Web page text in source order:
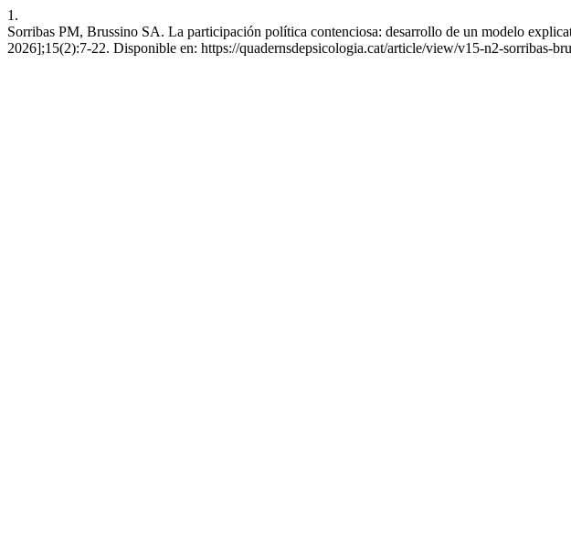
1.
Sorribas PM, Brussino SA. La participación política contenciosa: desarrollo de un modelo
2026];15(2):7-22. Disponible en: https://quadernsdepsicologia.cat/article/view/v15-n2-sorribas-